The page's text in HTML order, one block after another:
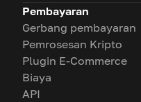
Pembayaran
Gerbang pembayaran
Pemrosesan Kripto
Plugin E-Commerce
Biaya
API